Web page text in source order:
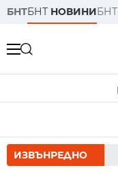
БНТБНТ НОВИНИБНТ
ИЗВЪНРЕДНО